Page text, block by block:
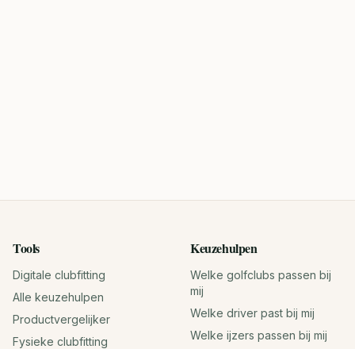
Tools
Digitale clubfitting
Alle keuzehulpen
Productvergelijker
Fysieke clubfitting
Keuzehulpen
Welke golfclubs passen bij
mij
Welke driver past bij mij
Welke ijzers passen bij mij